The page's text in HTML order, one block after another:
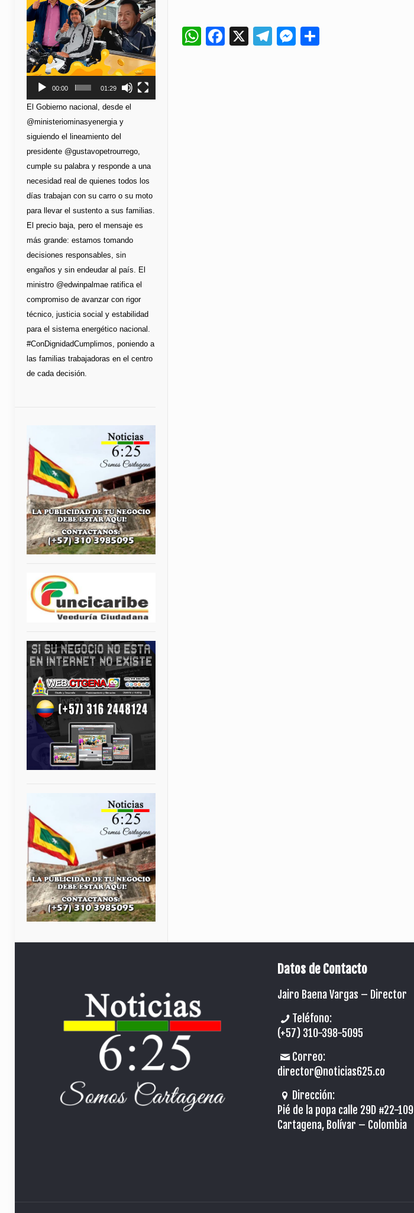
WhatsApp
Facebook
X Telegram
Messenger
00:00 01:29
El Gobierno nacional, desde el
@ministeriominasyenergia y
siguiendo el lineamiento del
presidente @gustavopetrourrego,
cumple su palabra y responde a una
necesidad real de quienes todos los
días trabajan con su carro o su moto
para llevar el sustento a sus familias.
El precio baja, pero el mensaje es
más grande: estamos tomando
decisiones responsables, sin
engaños y sin endeudar al país. El
ministro @edwinpalmae ratifica el
compromiso de avanzar con rigor
técnico, justicia social y estabilidad
para el sistema energético nacional.
#ConDignidadCumplimos, poniendo a
las familias trabajadoras en el centro
de cada decisión.
Datos de Contacto
Jairo Baena Vargas – Director
Teléfono:
(+57) 310-398-5095
Correo:
director@noticias625.co
Dirección:
Pié de la popa calle 29D #22-109
Cartagena, Bolívar – Colombia